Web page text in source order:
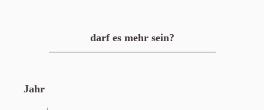
darf es mehr sein?
Jahr